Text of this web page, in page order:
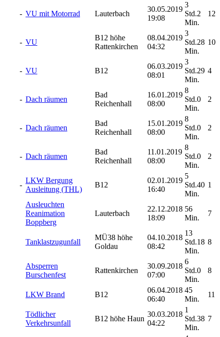
- VU mit Motorrad Lauterbach
30.05.2019
19:08
3
Std.2
Min.
12
- VU
B12 höhe
Rattenkirchen
08.04.2019
04:32
3
Std.28
Min.
10
- VU B12
06.03.2019
08:01
3
Std.29
Min.
4
- Dach räumen
Bad
Reichenhall
16.01.2019
08:00
8
Std.0
Min.
2
- Dach räumen
Bad
Reichenhall
15.01.2019
08:00
8
Std.0
Min.
2
- Dach räumen
Bad
Reichenhall
11.01.2019
08:00
8
Std.0
Min.
2
-
LKW Bergung
Ausleitung (THL)
B12
02.01.2019
16:40
5
Std.40
Min.
1
Ausleuchten
Reanimation
Boppberg
Lauterbach
22.12.2018
18:09
56
Min.
7
Tanklastzugunfall
MÜ38 höhe
Goldau
04.10.2018
08:42
13
Std.18
Min.
8
Absperren
Burschenfest
Rattenkirchen
30.09.2018
07:00
6
Std.0
Min.
8
LKW Brand B12
06.04.2018
06:40
45
Min.
11
Tödlicher
Verkehrsunfall
B12 höhe Haun
30.03.2018
04:22
1
Std.38
Min.
7